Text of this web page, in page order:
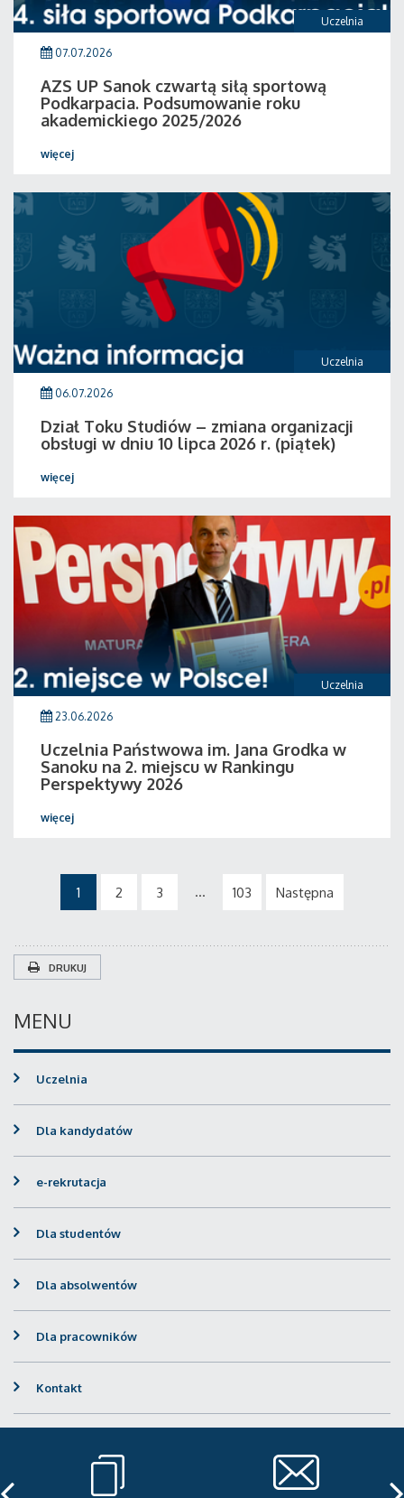
Uczelnia
07.07.2026
AZS UP Sanok czwartą siłą sportową
Podkarpacia. Podsumowanie roku
akademickiego 2025/2026
więcej
Uczelnia
06.07.2026
Dział Toku Studiów – zmiana organizacji
obsługi w dniu 10 lipca 2026 r. (piątek)
więcej
Uczelnia
23.06.2026
Uczelnia Państwowa im. Jana Grodka w
Sanoku na 2. miejscu w Rankingu
Perspektywy 2026
więcej
1 2 3 ... 103 Następna
DRUKUJ
MENU
Uczelnia
Dla kandydatów
e-rekrutacja
Dla studentów
Dla absolwentów
Dla pracowników
Kontakt